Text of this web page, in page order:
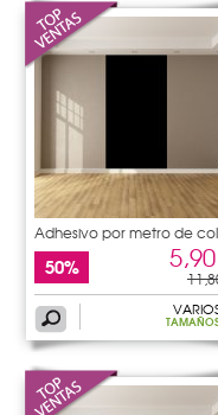
Adhesivo por metro de
50%